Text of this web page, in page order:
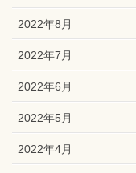
2022年8月
2022年7月
2022年6月
2022年5月
2022年4月